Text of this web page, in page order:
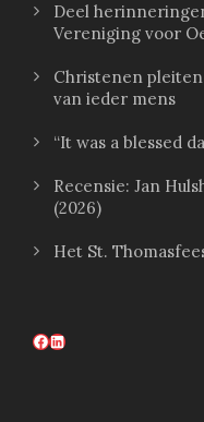
Deel
Vereniging voor
Christenen
van ieder mens
“It was a blessed
Recensie: Jan
(2026)
Het St.
Facebook LinkedIn